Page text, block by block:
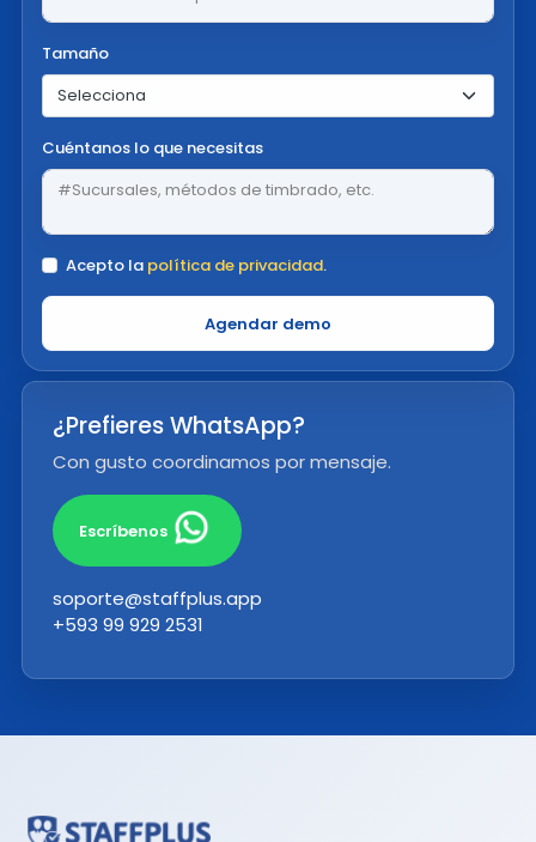
Tamaño
Cuéntanos lo que necesitas
Acepto la política de privacidad.
Agendar demo
¿Prefieres WhatsApp?
Con gusto coordinamos por mensaje.
Escríbenos
soporte@staffplus.app
+593 99 929 2531